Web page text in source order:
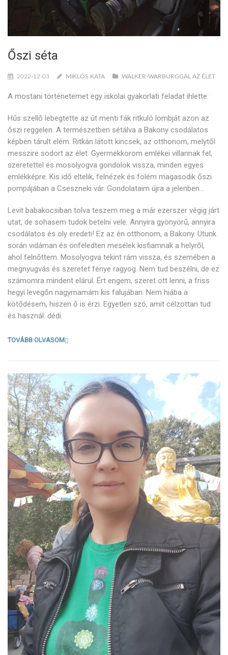
Őszi séta
2022-12-03 MIKLÓS KATA WALKER-WARBURGGAL AZ ÉLET
A mostani történetemet egy iskolai gyakorlati feladat ihlette:
Hűs szellő lebegtette az út menti fák ritkuló lombját azon az
őszi reggelen. A természetben sétálva a Bakony csodálatos
képben tárult elém. Ritkán látott kincsek, az otthonom, melytől
messzire sodort az élet. Gyermekkorom emlékei villannak fel,
szeretettel és mosolyogva gondolok vissza, minden egyes
emlékképre. Kis idő eltelik, felnézek és fölém magasodik őszi
pompájában a Cseszneki vár. Gondolataim újra a jelenben…
Levit babakocsiban tolva teszem meg a már ezerszer végig járt
utat, de sohasem tudok betelni vele. Annyira gyönyörű, annyira
csodálatos és oly eredeti! Ez az én otthonom, a Bakony. Utunk
során vidáman és önfeledten mesélek kisfiamnak a helyről,
ahol felnőttem. Mosolyogva tekint rám vissza, és szemében a
megnyugvás és szeretet fénye ragyog. Nem tud beszélni, de ez
számomra mindent elárul. Ért engem, szeret ott lenni, a friss
hegyi levegőn nagymamám kis falujában. Nem hiába a
kötődésem, hiszen ő is érzi. Egyetlen szó, amit célzottan tud
és használ: dédi.
TOVÁBB OLVASOM